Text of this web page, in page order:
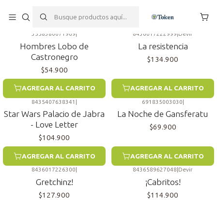
3558380071969|
Hombres Lobo de
Castronegro
$54.900
AGREGAR AL CARRITO
8436017222999|Devir
La resistencia
$134.900
AGREGAR AL CARRITO
8435407638341 |
Star Wars Palacio de Jabra
- Love Letter
$104.900
AGREGAR AL CARRITO
691835003030|
La Noche de Gansferatu
$69.900
AGREGAR AL CARRITO
8436017226300
Gretchinz!
$127.900
8436589627048 Devir
¡Cabritos!
$114.900